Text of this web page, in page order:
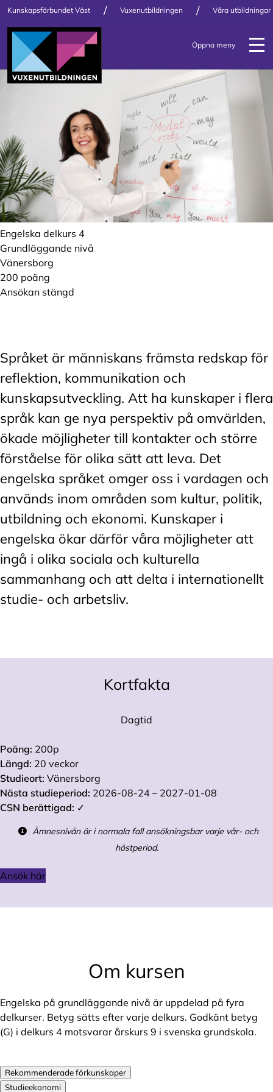
Kunskapsförbundet Väst / Vuxenutbildningen / Våra utbildningar
Öppna meny
Engelska delkurs 4
Grundläggande nivå
Vänersborg
200 poäng
Ansökan stängd
Språket är människans främsta redskap för
reflektion, kommunikation och
kunskapsutveckling. Att ha kunskaper i flera
språk kan ge nya perspektiv på omvärlden,
ökade möjligheter till kontakter och större
förståelse för olika sätt att leva. Det
engelska språket omger oss i vardagen och
används inom områden som kultur, politik,
utbildning och ekonomi. Kunskaper i
engelska ökar därför våra möjligheter att
ingå i olika sociala och kulturella
sammanhang och att delta i internationellt
studie- och arbetsliv.
Kortfakta
Dagtid
Poäng: 200p
Längd: 20 veckor
Studieort: Vänersborg
Nästa studieperiod: 2026-08-24 – 2027-01-08
CSN berättigad: ✓
Ämnesnivån är i normala fall ansökningsbar varje vår- och
höstperiod.
Ansök här
Om kursen
Engelska på grundläggande nivå är uppdelad på fyra
delkurser. Betyg sätts efter varje delkurs. Godkänt betyg
(G) i delkurs 4 motsvarar årskurs 9 i svenska grundskola.
Rekommenderade förkunskaper
Studieekonomi